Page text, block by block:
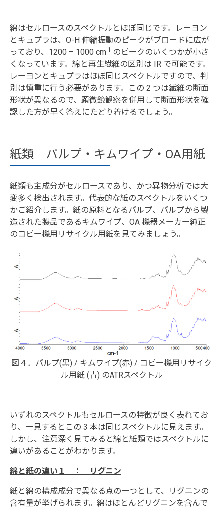
綿はセルロースのスペクトルとほぼ同じです。レーヨン
とキュプラは、O-H 伸縮振動のピークがブロードに広が
っており、1200 – 1000 cm-1
のピークのいくつかが小さ
くなっています。綿と再生繊維の区別は IR で可能です。
レーヨンとキュプラはほぼ同じスペクトルですので、判
別は慎重に行う必要があります。この 2 つは繊維の断面
形状が異なるので、顕微鏡観察を併用して断面形状を確
認した方が早く答えにたどり着けるでしょう。
紙類 パルプ・キムワイプ・OA用紙
紙類も主成分がセルロースであり、かつ異物分析では大
変多く検出されます。代表的な紙のスペクトルをいくつ
かご紹介します。紙の原料となるパルプ、パルプから製
造された製品であるキムワイプ、OA 機器メーカー純正
のコピー機用リサイクル用紙を見てみましょう。
図４．パルプ(黒) / キムワイプ(赤) / コピー機用リサイク
ル用紙 (青) のATRスペクトル
いずれのスペクトルもセルロースの特徴が良く表れてお
り、一見するとこの 3 本は同じスペクトルに見えます。
しかし、注意深く見てみると綿と紙類ではスペクトルに
違いがあることがわかります。
綿と紙の違い１ ： リグニン
紙と綿の構成成分で異なる点の一つとして、リグニンの
含有量が挙げられます。綿はほとんどリグニンを含んで